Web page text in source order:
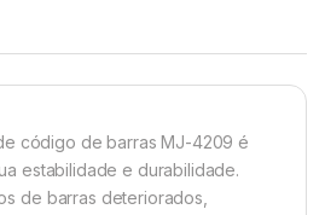
código de barras MJ-4209 é
estabilidade e durabilidade.
de barras deteriorados,